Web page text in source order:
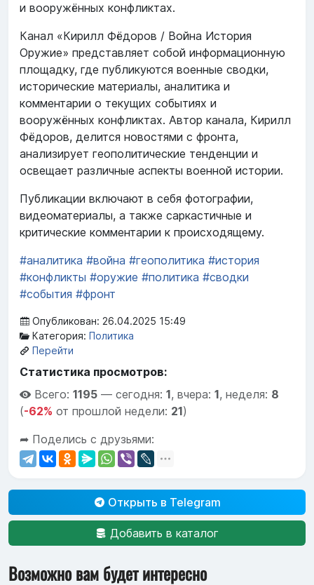
и вооружённых конфликтах.
Канал «Кирилл Фёдоров / Война История
Оружие» представляет собой информационную
площадку, где публикуются военные сводки,
исторические материалы, аналитика и
комментарии о текущих событиях и
вооружённых конфликтах. Автор канала, Кирилл
Фёдоров, делится новостями с фронта,
анализирует геополитические тенденции и
освещает различные аспекты военной истории.
Публикации включают в себя фотографии,
видеоматериалы, а также саркастичные и
критические комментарии к происходящему.
#аналитика #война #геополитика #история
#конфликты #оружие #политика #сводки
#события #фронт
Опубликован: 26.04.2025 15:49
Категория: Политика
Перейти
Статистика просмотров:
Всего: 1195 — сегодня: 1, вчера: 1, неделя: 8
(-62% от прошлой недели: 21)
➦ Поделись с друзьями:
Открыть в Telegram
Добавить в каталог
Возможно вам будет интересно